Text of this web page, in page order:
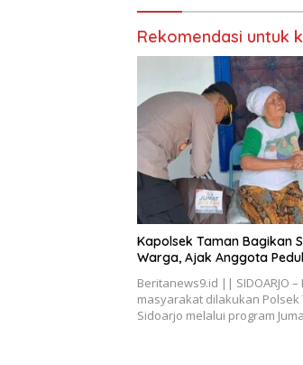
Rekomendasi untuk
Kapolsek Taman Bagikan
Warga, Ajak Anggota
Beritanews9.id || SIDOARJO
masyarakat dilakukan Polsek
Sidoarjo melalui program